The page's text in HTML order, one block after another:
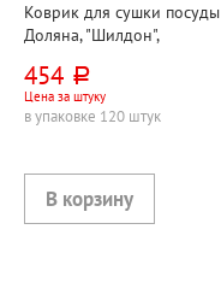
Коврик для сушки посуды
Доляна, "Шилдон",
серый
454 руб.
Цена за штуку
в упаковке 120 штук